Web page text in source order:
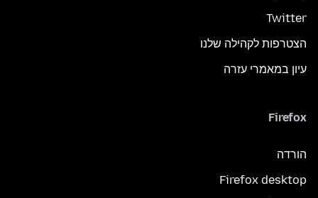
Twitter
הצטרפות לקהילה שלנו
עיון במאמרי עזרה
Firefox
הורדה
Firefox desktop